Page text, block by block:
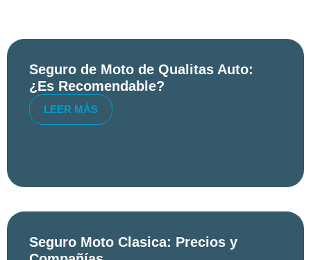
Seguro de Moto de Qualitas Auto:
¿Es Recomendable?
LEER MÁS
Seguro Moto Clasica: Precios y